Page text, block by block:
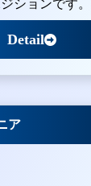
ションです。
Detail
ア